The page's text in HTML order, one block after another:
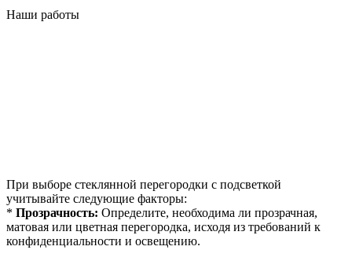
Наши работы
При выборе стеклянной перегородки с подсветкой
учитывайте следующие факторы:
* Прозрачность: Определите, необходима ли прозрачная,
матовая или цветная перегородка, исходя из требований к
конфиденциальности и освещению.